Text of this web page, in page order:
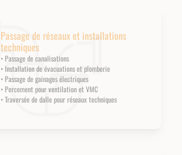
Passage de réseaux et installations
techniques
• Passage de canalisations
• Installation de évacuations et plomberie
• Passage de gainages électriques
• Percement pour ventilation et VMC
• Traversée de dalle pour réseaux techniques